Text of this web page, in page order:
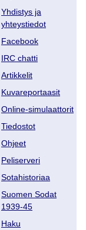
Yhdistys ja
yhteystiedot
Facebook
IRC chatti
Artikkelit
Kuvareportaasit
Online-simulaattorit
Tiedostot
Ohjeet
Peliserveri
Sotahistoriaa
Suomen Sodat
1939-45
Haku